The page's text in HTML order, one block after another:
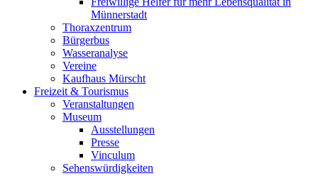
Münnerstadt
Thoraxzentrum
Bürgerbus
Wasseranalyse
Vereine
Kaufhaus Mürscht
Freizeit & Tourismus
Veranstaltungen
Museum
Ausstellungen
Presse
Vinculum
Sehenswürdigkeiten